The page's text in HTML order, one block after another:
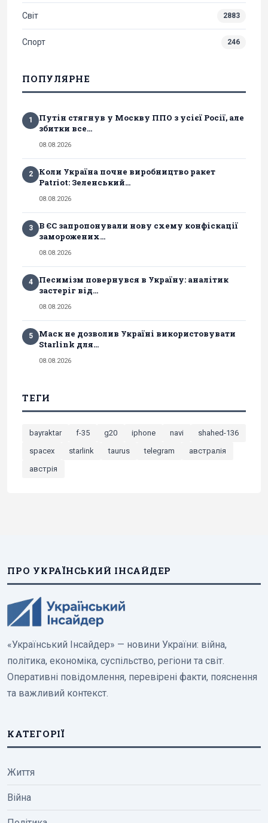
Світ 2883
Спорт 246
ПОПУЛЯРНЕ
1
Путін стягнув у Москву ППО з усієї Росії, але
збитки все...
08.08.2026
2
Коли Україна почне виробництво ракет
Patriot: Зеленський...
08.08.2026
3
В ЄС запропонували нову схему конфіскації
заморожених...
08.08.2026
4
Песимізм повернувся в Україну: аналітик
застеріг від...
08.08.2026
5
Маск не дозволив Україні використовувати
Starlink для...
08.08.2026
ТЕГИ
bayraktar f-35 g20 iphone navi
shahed-136
spacex
starlink taurus telegram
австралія
австрія
ПРО УКРАЇНСЬКИЙ ІНСАЙДЕР
«Український Інсайдер» — новини України: війна,
політика, економіка, суспільство, регіони та світ.
Оперативні повідомлення, перевірені факти, пояснення
та важливий контекст.
КАТЕГОРІЇ
Життя
Війна